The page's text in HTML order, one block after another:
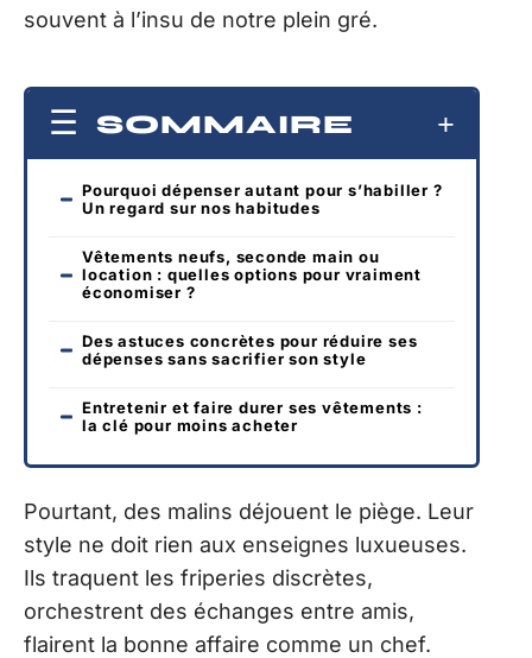
souvent à l’insu de notre plein gré.
SOMMAIRE
Pourquoi dépenser autant pour s’habiller ?
Un regard sur nos habitudes
Vêtements neufs, seconde main ou
location : quelles options pour vraiment
économiser ?
Des astuces concrètes pour réduire ses
dépenses sans sacrifier son style
Entretenir et faire durer ses vêtements :
la clé pour moins acheter
Pourtant, des malins déjouent le piège. Leur
style ne doit rien aux enseignes luxueuses.
Ils traquent les friperies discrètes,
orchestrent des échanges entre amis,
flairent la bonne affaire comme un chef.